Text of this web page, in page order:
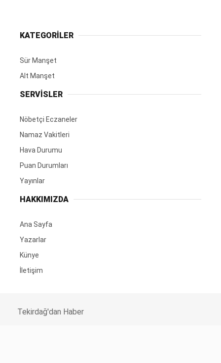
KATEGORİLER
Sür Manşet
Alt Manşet
SERVİSLER
Nöbetçi Eczaneler
Namaz Vakitleri
Hava Durumu
Puan Durumları
Yayınlar
HAKKIMIZDA
Ana Sayfa
Yazarlar
Künye
İletişim
Tekirdağ'dan Haber